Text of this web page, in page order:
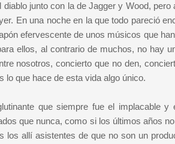
junto con la de Jagger y Wood, pero
En una noche en la que todo pareció
efervescente de unos músicos que
ellos, al contrario de muchos, no hay
nosotros, concierto que no den,
lo que hace de esta vida algo único.
que siempre fue el implacable y
que nunca, como si los últimos años
allí asistentes de que no son un